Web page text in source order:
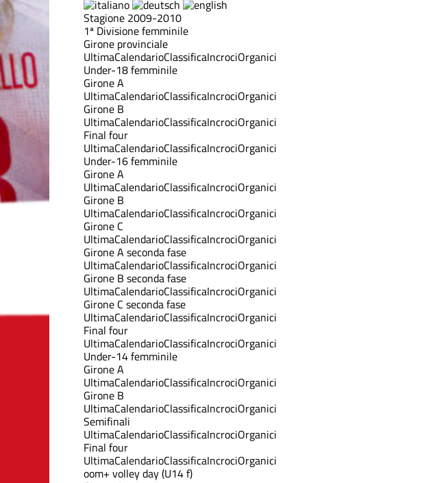
Stagione 2009-2010
1ª Divisione femminile
Girone provinciale
UltimaCalendarioClassificaIncrociOrganici
Under-18 femminile
Girone A
UltimaCalendarioClassificaIncrociOrganici
Girone B
UltimaCalendarioClassificaIncrociOrganici
Final four
UltimaCalendarioClassificaIncrociOrganici
Under-16 femminile
Girone A
UltimaCalendarioClassificaIncrociOrganici
Girone B
UltimaCalendarioClassificaIncrociOrganici
Girone C
UltimaCalendarioClassificaIncrociOrganici
Girone A seconda fase
UltimaCalendarioClassificaIncrociOrganici
Girone B seconda fase
UltimaCalendarioClassificaIncrociOrganici
Girone C seconda fase
UltimaCalendarioClassificaIncrociOrganici
Final four
UltimaCalendarioClassificaIncrociOrganici
Under-14 femminile
Girone A
UltimaCalendarioClassificaIncrociOrganici
Girone B
UltimaCalendarioClassificaIncrociOrganici
Semifinali
UltimaCalendarioClassificaIncrociOrganici
Final four
UltimaCalendarioClassificaIncrociOrganici
oom+ volley day (U14 f)